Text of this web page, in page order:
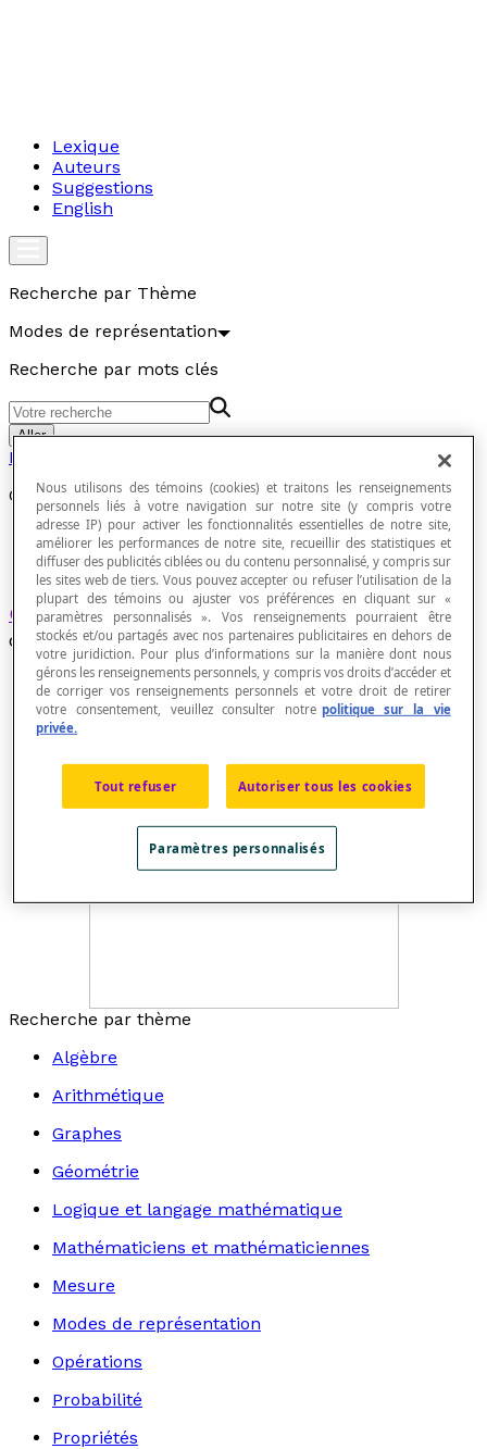
Lexique
Auteurs
Suggestions
English
Recherche par Thème
Modes de représentation
Recherche par mots clés
Aller
Modes de représentation
Cercle trigonométrique
Cercle unitairecentré à l'origine d'un plan
cartésien.
Recherche par thème
Algèbre
Arithmétique
Graphes
Géométrie
Logique et langage mathématique
Mathématiciens et mathématiciennes
Mesure
Modes de représentation
Opérations
Probabilité
Propriétés
Nous utilisons des témoins (cookies) et traitons les renseignements
personnels liés à votre navigation sur notre site (y compris votre
adresse IP) pour activer les fonctionnalités essentielles de notre site,
améliorer les performances de notre site, recueillir des statistiques et
diffuser des publicités ciblées ou du contenu personnalisé, y compris sur
les sites web de tiers. Vous pouvez accepter ou refuser l’utilisation de la
plupart des témoins ou ajuster vos préférences en cliquant sur «
paramètres personnalisés ». Vos renseignements pourraient être
stockés et/ou partagés avec nos partenaires publicitaires en dehors de
votre juridiction. Pour plus d’informations sur la manière dont nous
gérons les renseignements personnels, y compris vos droits d’accéder et
de corriger vos renseignements personnels et votre droit de retirer
votre consentement, veuillez consulter notre politique sur la vie
privée.
Tout refuser Autoriser tous les cookies
Paramètres personnalisés